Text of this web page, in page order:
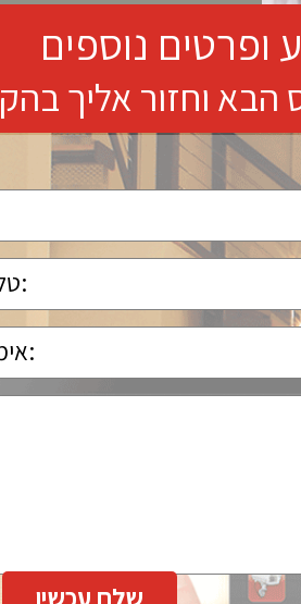
נוספים
וחזור אליך